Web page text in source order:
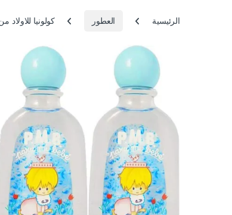
الرئيسية العطور كولونيا للاولاد من سبلاش، 8.25